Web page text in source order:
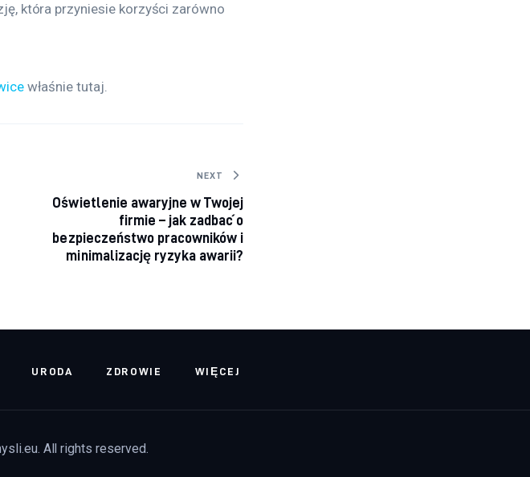
która przyniesie korzyści zarówno
właśnie tutaj.
NEXT
Oświetlenie awaryjne w Twojej
firmie – jak zadbać o
bezpieczeństwo pracowników i
minimalizację ryzyka awarii?
URODA ZDROWIE WIĘCEJ
All rights reserved.